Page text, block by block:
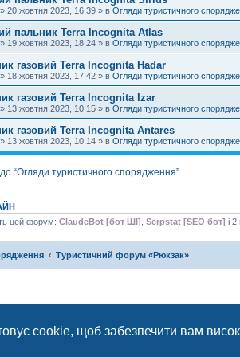
cookie, щоб забезпечити вам
» 20 жовтня 2023, 16:39 » в Огляди туристичного
пальник Terra Incognita Atlas
» 19 жовтня 2023, 18:24 » в Огляди туристичного
газовий Terra Incognita Hadar
» 18 жовтня 2023, 17:42 » в Огляди туристичного
газовий Terra Incognita Izar
» 13 жовтня 2023, 10:15 » в Огляди туристичного
газовий Terra Incognita Antares
» 13 жовтня 2023, 10:14 » в Огляди туристичного
“Огляди туристичного спорядження”
цей форум: ClaudeBot [бот ШІ] Serpstat [SEO бот] і 2
Туристичний форум «Рюкзак»